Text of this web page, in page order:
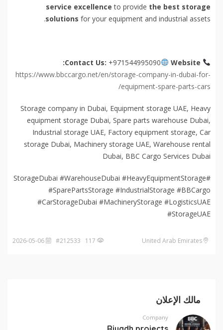
service excellence to provide the best storage
solutions for your equipment and industrial assets.
Contact Us: +971544995090
Website:
https://www.bbccargo.net/en/storage-company-in-dubai-for-
equipment-spare-parts-cars/
Storage company in Dubai, Equipment storage UAE, Heavy
equipment storage Dubai, Spare parts warehouse Dubai,
Industrial storage UAE, Factory equipment storage, Car
storage Dubai, Machinery storage UAE, Warehouse rental
Dubai, BBC Cargo Services Dubai
#StorageDubai #WarehouseDubai #HeavyEquipmentStorage
#SparePartsStorage #IndustrialStorage #BBCargo
#CarStorageDubai #MachineryStorage #LogisticsUAE
#StorageUAE
مالك الإعلان
Company